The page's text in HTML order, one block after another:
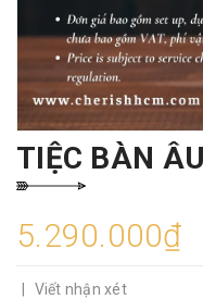
TIỆC BÀN
5.290.000₫
Viết nhận xét